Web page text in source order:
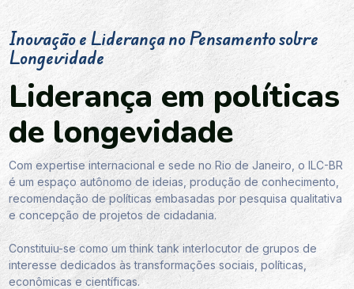
Inovação e Liderança no Pensamento sobre
Longevidade
Liderança em políticas
de longevidade
Com expertise internacional e sede no Rio de Janeiro, o ILC-BR
é um espaço autônomo de ideias, produção de conhecimento,
recomendação de políticas embasadas por pesquisa qualitativa
e concepção de projetos de cidadania.
Constituiu-se como um think tank interlocutor de grupos de
interesse dedicados às transformações sociais, políticas,
econômicas e científicas.